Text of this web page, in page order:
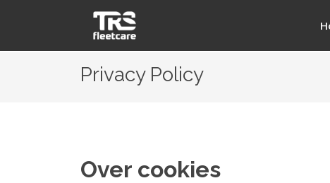
Privacy Policy
Over cookies